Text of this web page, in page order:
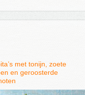
met tonijn, zoete
en geroosterde